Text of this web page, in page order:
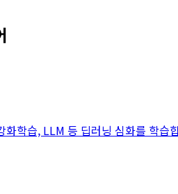
화학습, LLM 등 딥러닝 심화를 학습